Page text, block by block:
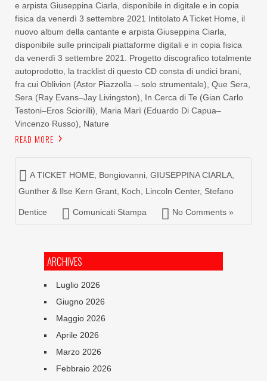
e arpista Giuseppina Ciarla, disponibile in digitale e in copia
fisica da venerdì 3 settembre 2021 Intitolato A Ticket Home, il
nuovo album della cantante e arpista Giuseppina Ciarla,
disponibile sulle principali piattaforme digitali e in copia fisica
da venerdì 3 settembre 2021. Progetto discografico totalmente
autoprodotto, la tracklist di questo CD consta di undici brani,
fra cui Oblivion (Astor Piazzolla – solo strumentale), Que Sera,
Sera (Ray Evans–Jay Livingston), In Cerca di Te (Gian Carlo
Testoni–Eros Sciorilli), Maria Marì (Eduardo Di Capua–
Vincenzo Russo), Nature
READ MORE
A TICKET HOME Bongiovanni GIUSEPPINA CIARLA
Gunther & Ilse Kern Grant Koch Lincoln Center, Stefano
Dentice Comunicati Stampa No Comments »
ARCHIVES
Luglio 2026
Giugno 2026
Maggio 2026
Aprile 2026
Marzo 2026
Febbraio 2026